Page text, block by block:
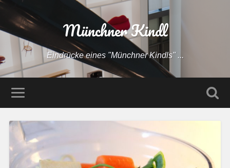
Münchner Kindl
Eindrücke eines "Münchner Kindls" ...